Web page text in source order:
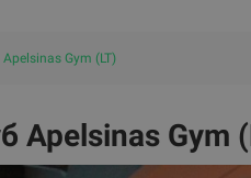
Gym (LT)
Apelsinas Gym